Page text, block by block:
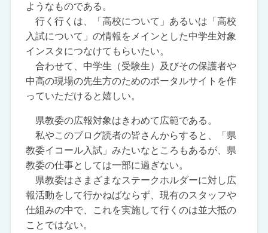
ようなものである。
行く行くは、「高校について」あるいは「高校
入試について」の情報をメインとした中学生対象
インスタにつなけてもらいたい。
合わせて、中学生（受験生）及びその保護者や
中高の現場の先生方のためのポータルサイトを作
っていただけると嬉しい。
県教委の広報対象はきわめて広範である。
私やこのブログ読者の皆さんからすると、「県
教委イコール入試」みたいなところもあるが、県
教委の仕事としては一部に過ぎない。
県教委はさまざまなステークホルダーに対し広
報活動をして行かねばならず、現有のスタッフや
仕組みの中で、これを実施して行くのは並大抵の
ことではない。